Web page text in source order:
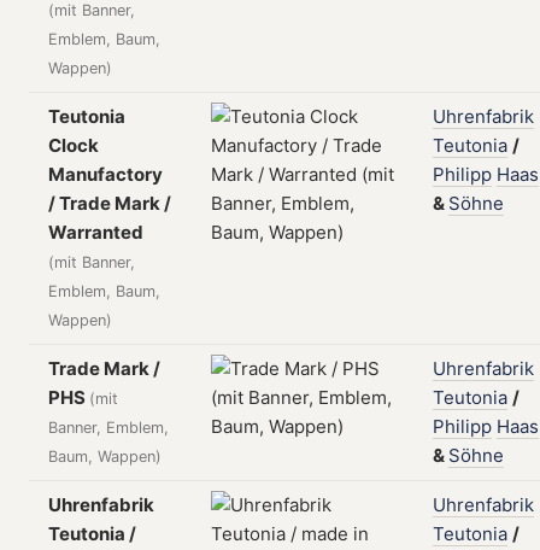
(mit Banner,
Emblem, Baum,
Wappen)
Teutonia
Clock
Manufactory
/ Trade Mark /
Warranted
(mit Banner,
Emblem, Baum,
Wappen)
Uhrenfabrik
Teutonia /
Philipp Haas
& Söhne
Trade Mark /
PHS (mit
Banner, Emblem,
Baum, Wappen)
Uhrenfabrik
Teutonia /
Philipp Haas
& Söhne
Uhrenfabrik
Teutonia /
Uhrenfabrik
Teutonia /